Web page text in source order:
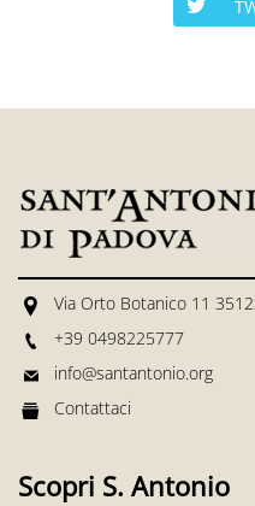
Via Orto Botanico 11
+39 0498225777
info@santantonio.org
Contattaci
Scopri S. Antonio